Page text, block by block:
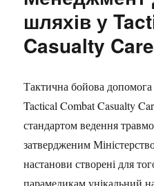
шляхів у
Casualty Care
Тактична бойова
Tactical Combat Casualty
стандартом ведення
затвердженим
настанови створені для
парамедикам унікальний